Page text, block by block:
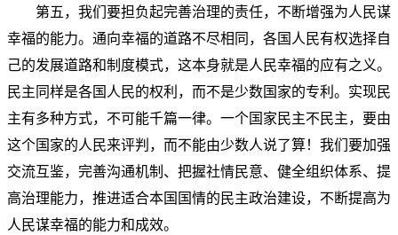
第五，我们要担负起完善治理的责任，不断增强为人民谋
幸福的能力。通向幸福的道路不尽相同，各国人民有权选择自
己的发展道路和制度模式，这本身就是人民幸福的应有之义。
民主同样是各国人民的权利，而不是少数国家的专利。实现民
主有多种方式，不可能千篇一律。一个国家民主不民主，要由
这个国家的人民来评判，而不能由少数人说了算！我们要加强
交流互鉴，完善沟通机制、把握社情民意、健全组织体系、提
高治理能力，推进适合本国国情的民主政治建设，不断提高为
人民谋幸福的能力和成效。